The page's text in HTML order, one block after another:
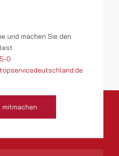
und machen Sie den
0